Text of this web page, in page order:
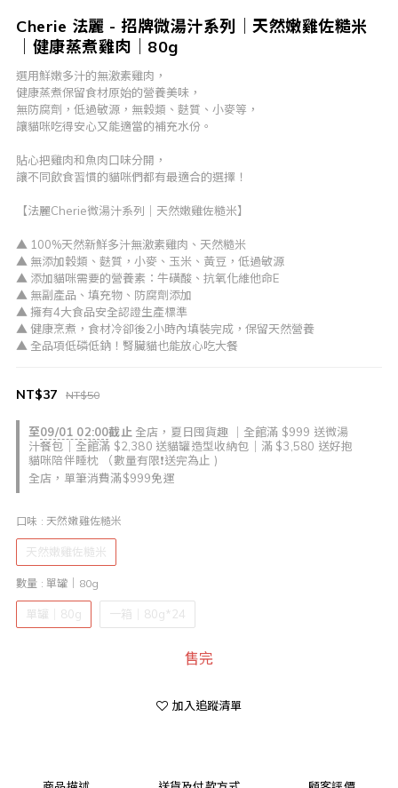
Cherie 法麗 - 招牌微湯汁系列｜天然嫩雞佐糙米
｜健康蒸煮雞肉｜80g
選用鮮嫩多汁的無激素雞肉，
健康蒸煮保留食材原始的營養美味，
無防腐劑，低過敏源，無穀類、麩質、小麥等，
讓貓咪吃得安心又能適當的補充水份。
貼心把雞肉和魚肉口味分開，
讓不同飲食習慣的貓咪們都有最適合的選擇！
【法麗Cherie微湯汁系列｜天然嫩雞佐糙米】
▲ 100%天然新鮮多汁無激素雞肉、天然糙米
▲ 無添加穀類、麩質，小麥、玉米、黃豆，低過敏源
▲ 添加貓咪需要的營養素：牛磺酸、抗氧化維他命E
▲ 無副產品、填充物、防腐劑添加
▲ 擁有4大食品安全認證生產標準
▲ 健康烹煮，食材冷卻後2小時內填裝完成，保留天然營養
▲ 全品項低磷低鈉！腎臟貓也能放心吃大餐
至09/01 02:00截止 全店，夏日囤貨趣 ｜全館滿 $999 送微湯
汁餐包｜全館滿 $2,380 送貓罐造型收納包｜滿 $3,580 送好抱
貓咪陪伴睡枕 （數量有限❗送完為止 )
全店，單筆消費滿$999免運
NT$50
NT$37
口味 : 天然嫩雞佐糙米
天然嫩雞佐糙米
數量 : 單罐｜80g
單罐｜80g 一箱｜80g*24
售完
加入追蹤清單